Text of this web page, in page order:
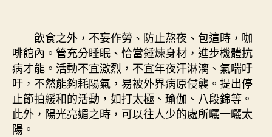
飲食之外，不妄作勞、防止熬夜、包這時，咖
啡館內。管充分睡眠、恰當錘煉身材，進步機體抗
病才能。活動不宜激烈，不宜年夜汗淋漓、氣喘吁
吁，不然能夠耗陽氣，易被外界病原侵襲。提出停
止節拍緩和的活動，如打太極、瑜伽、八段錦等。
此外，陽光亮媚之時，可以往人少的處所曬一曬太
陽。